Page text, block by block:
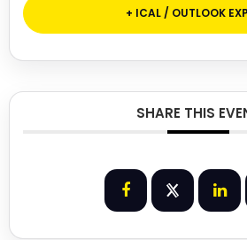
+ ICAL / OUTLOOK
SHARE THIS